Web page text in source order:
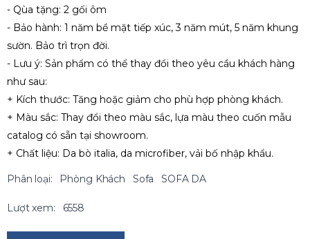
- Qùa tặng: 2 gối ôm
- Bảo hành: 1 năm bề mặt tiếp xúc, 3 năm mút, 5 năm khung
sườn. Bảo trì trọn đời.
- Lưu ý: Sản phẩm có thể thay đổi theo yêu cầu khách hàng
như sau:
+ Kích thước: Tăng hoặc giảm cho phù hợp phòng khách.
+ Màu sắc: Thay đổi theo màu sắc, lựa màu theo cuốn mẫu
catalog có sẵn tại showroom.
+ Chất liệu: Da bò italia, da microfiber, vải bố nhập khẩu.
Phân loại: Phòng Khách Sofa SOFA DA
Lượt xem: 6558